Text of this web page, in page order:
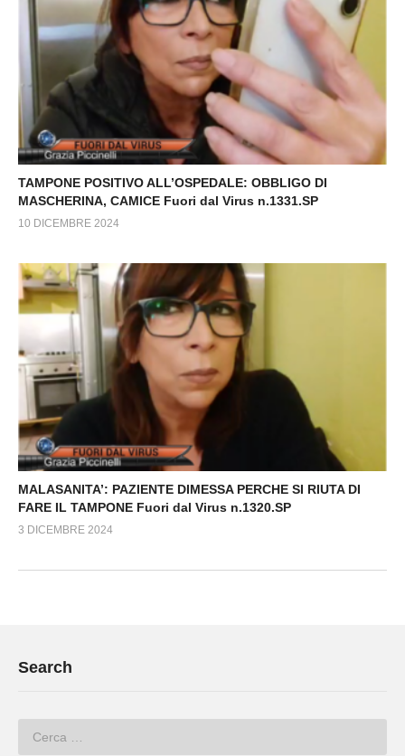
TAMPONE POSITIVO ALL’OSPEDALE: OBBLIGO DI
MASCHERINA, CAMICE Fuori dal Virus n.1331.SP
10 DICEMBRE 2024
MALASANITA’: PAZIENTE DIMESSA PERCHE SI RIUTA DI
FARE IL TAMPONE Fuori dal Virus n.1320.SP
3 DICEMBRE 2024
Search